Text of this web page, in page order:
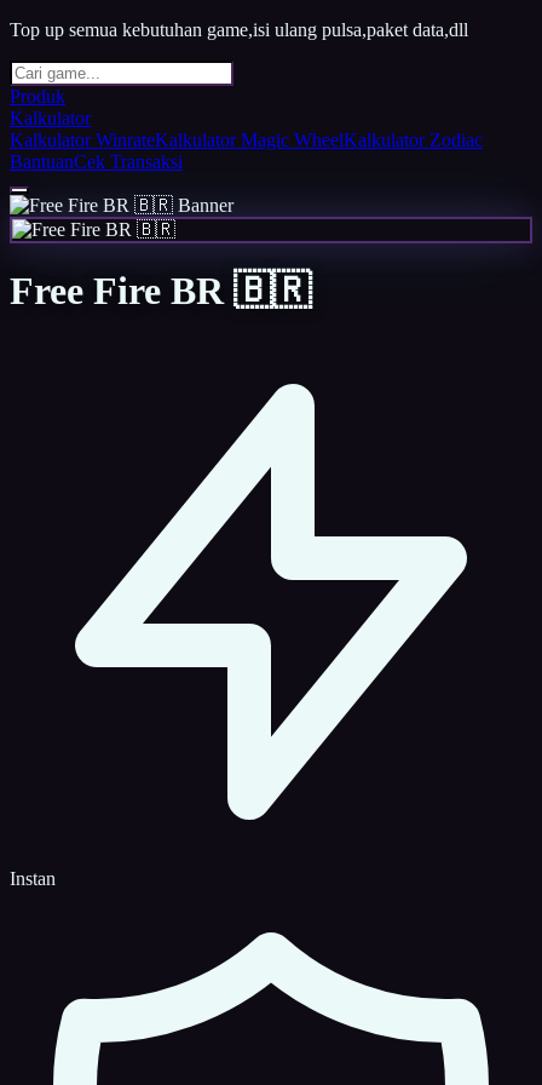
Top up semua kebutuhan game,isi ulang pulsa,paket data,dll
Produk
Kalkulator
Kalkulator WinrateKalkulator Magic WheelKalkulator Zodiac
BantuanCek Transaksi
Free Fire BR 🇧🇷
Instan